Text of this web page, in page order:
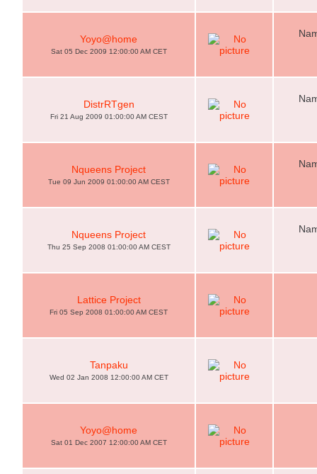
Yoyo@home
Sat 05 Dec 2009 12:00:00 AM CET
DistrRTgen
Fri 21 Aug 2009 01:00:00 AM CEST
Nqueens Project
Tue 09 Jun 2009 01:00:00 AM CEST
Nqueens Project
Thu 25 Sep 2008 01:00:00 AM CEST
Lattice Project
Fri 05 Sep 2008 01:00:00 AM CEST
Tanpaku
Wed 02 Jan 2008 12:00:00 AM CET
Yoyo@home
Sat 01 Dec 2007 12:00:00 AM CET